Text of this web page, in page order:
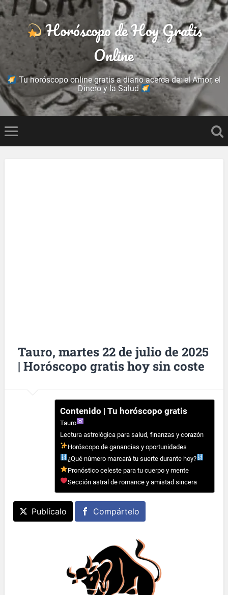
Horóscopo de Hoy Gratis
Online
Tu horóscopo online gratis a diario acerca de: el Amor, el
Dinero y la Salud
Tauro, martes 22 de julio de 2025
| Horóscopo gratis hoy sin coste
Contenido | Tu horóscopo gratis
Tauro
Lectura astrológica para salud, finanzas y corazón
Horóscopo de ganancias y oportunidades
¿Qué número marcará tu suerte durante hoy?
Pronóstico celeste para tu cuerpo y mente
Sección astral de romance y amistad sincera
Publícalo Compártelo